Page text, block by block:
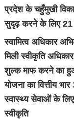
प्रदेश के चहुँमुखी
सुदृढ़ करने के लिए 21
स्वामित्व अधिकार
मिली स्वीकृति
शुल्क माफ करने का
योजना का वित्तीय
स्वास्थ्य सेवाओं के
स्वीकृति